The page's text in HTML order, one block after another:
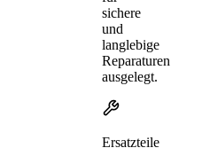
sichere
und
langlebige
Reparaturen
ausgelegt.
Ersatzteile